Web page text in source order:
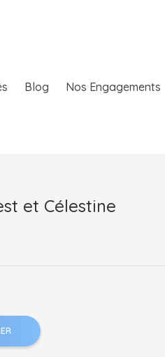
Blog Nos Engagements
et Célestine